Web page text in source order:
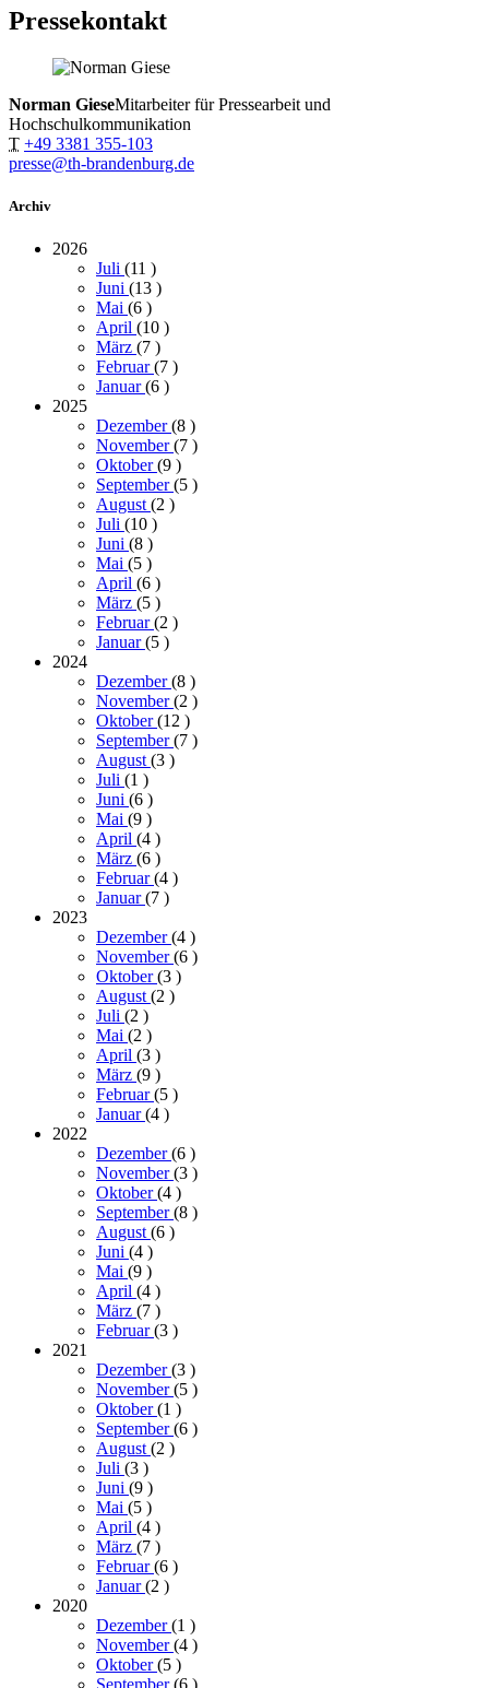
Pressekontakt
Norman GieseMitarbeiter für Pressearbeit und
Hochschulkommunikation
T +49 3381 355-103
presse@th-brandenburg.de
Archiv
2026
Juli (11 )
Juni (13 )
Mai (6 )
April (10 )
März (7 )
Februar(7 )
Januar(6 )
2025
Dezember(8 )
November(7 )
Oktober(9 )
September(5 )
August (2 )
Juli (10 )
Juni (8 )
Mai (5 )
April (6 )
März (5 )
Februar(2 )
Januar(5 )
2024
Dezember(8 )
November(2 )
Oktober(12 )
September(7 )
August (3 )
Juli (1 )
Juni (6 )
Mai (9 )
April (4 )
März (6 )
Februar(4 )
Januar(7 )
2023
Dezember(4 )
November(6 )
Oktober(3 )
August (2 )
Juli (2 )
Mai (2 )
April (3 )
März (9 )
Februar(5 )
Januar(4 )
2022
Dezember(6 )
November(3 )
Oktober(4 )
September(8 )
August (6 )
Juni (4 )
Mai (9 )
April (4 )
März (7 )
Februar(3 )
2021
Dezember(3 )
November(5 )
Oktober(1 )
September(6 )
August (2 )
Juli (3 )
Juni (9 )
Mai (5 )
April (4 )
März (7 )
Februar(6 )
Januar(2 )
2020
Dezember(1 )
November(4 )
Oktober(5 )
September(6 )